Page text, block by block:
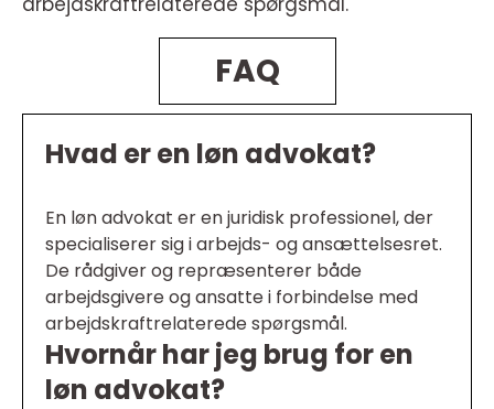
FAQ
Hvad er en løn advokat?
En løn advokat er en juridisk professionel, der
specialiserer sig i arbejds- og ansættelsesret.
De rådgiver og repræsenterer både
arbejdsgivere og ansatte i forbindelse med
arbejdskraftrelaterede spørgsmål.
Hvornår har jeg brug for en
løn advokat?